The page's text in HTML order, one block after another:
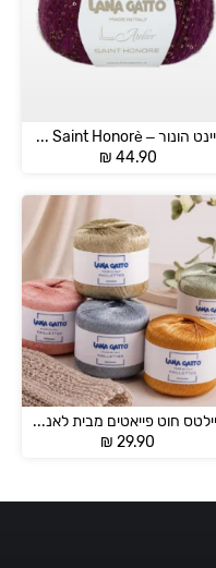
סיינט הונור – LANNA GATTO Saint Honorè
₪ 44.90
פיילטס חוט פייאטים מבית לאנה גאטו – Lana Gatto Paillettes
₪ 29.90